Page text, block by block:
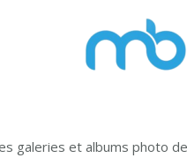
galeries et albums photo